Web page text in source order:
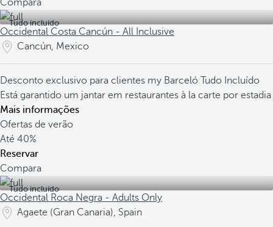
Compara
Tudo incluído
Occidental Costa Cancún - All Inclusive
Cancún, Mexico
Desconto exclusivo para clientes my Barceló Tudo Incluído
Está garantido um jantar em restaurantes à la carte por estadia
Mais informações
Ofertas de verão
Até 40%
Reservar
Compara
Tudo incluído
Occidental Roca Negra - Adults Only
Agaete (Gran Canaria), Spain